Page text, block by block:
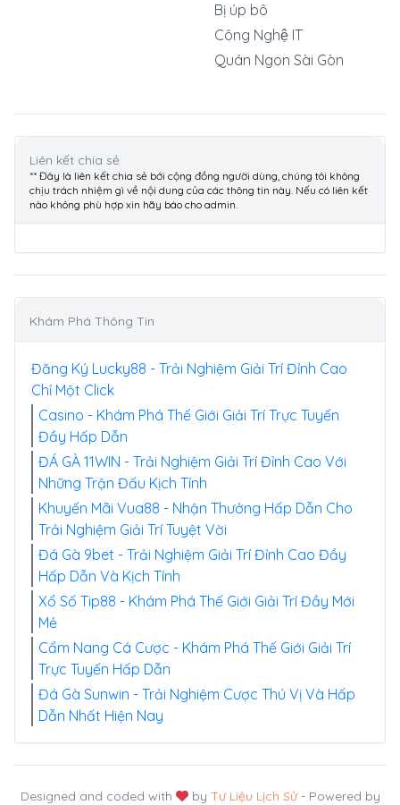
Bị úp bô
Công Nghệ IT
Quán Ngon Sài Gòn
Liên kết chia sẻ
** Đây là liên kết chia sẻ bới cộng đồng người dùng, chúng tôi không
chịu trách nhiệm gì về nội dung của các thông tin này. Nếu có liên kết
nào không phù hợp xin hãy báo cho admin.
Khám Phá Thông Tin
Đăng Ký Lucky88 - Trải Nghiệm Giải Trí Đỉnh Cao
Chỉ Một Click
Casino - Khám Phá Thế Giới Giải Trí Trực Tuyến
Đầy Hấp Dẫn
ĐÁ GÀ 11WIN - Trải Nghiệm Giải Trí Đỉnh Cao Với
Những Trận Đấu Kịch Tính
Khuyến Mãi Vua88 - Nhận Thưởng Hấp Dẫn Cho
Trải Nghiệm Giải Trí Tuyệt Vời
Đá Gà 9bet - Trải Nghiệm Giải Trí Đỉnh Cao Đầy
Hấp Dẫn Và Kịch Tính
Xổ Số Tip88 - Khám Phá Thế Giới Giải Trí Đầy Mới
Mẻ
Cẩm Nang Cá Cược - Khám Phá Thế Giới Giải Trí
Trực Tuyến Hấp Dẫn
Đá Gà Sunwin - Trải Nghiệm Cược Thú Vị Và Hấp
Dẫn Nhất Hiện Nay
Designed and coded with by Tư Liệu Lịch Sử- Powered by